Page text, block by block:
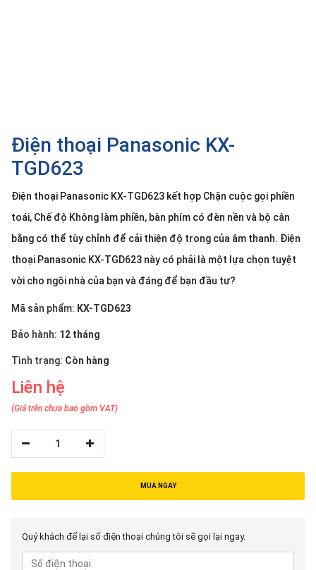
Điện thoại Panasonic KX-
TGD623
Điện thoại Panasonic KX-TGD623 kết hợp Chặn cuộc gọi phiền
toái, Chế độ Không làm phiền, bàn phím có đèn nền và bộ cân
bằng có thể tùy chỉnh để cải thiện độ trong của âm thanh. Điện
thoại Panasonic KX-TGD623 này có phải là một lựa chọn tuyệt
vời cho ngôi nhà của bạn và đáng để bạn đầu tư?
Mã sản phẩm: KX-TGD623
Bảo hành: 12 tháng
Tình trạng: Còn hàng
Liên hệ
(Giá trên chưa bao gồm VAT)
1
MUA NGAY
Quý khách để lại số điện thoại chúng tôi sẽ gọi lại ngay.
pháp
Dịch
vụ
Hỗ
Tin
hệ
Giới
NGÔN
Tiếng
English